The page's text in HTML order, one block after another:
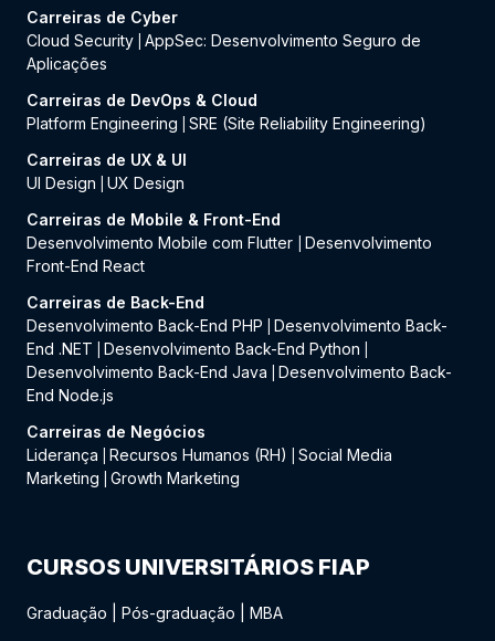
Carreiras de Cyber
Cloud Security AppSec: Desenvolvimento Seguro de
Aplicações
Carreiras de DevOps & Cloud
Platform Engineering
SRE (Site Reliability Engineering)
Carreiras de UX & UI
UI Design
UX Design
Carreiras de Mobile & Front-End
Desenvolvimento Mobile com Flutter
Desenvolvimento
Front-End React
Carreiras de Back-End
Desenvolvimento Back-End PHP
Desenvolvimento Back-
End .NET
Desenvolvimento Back-End Python
Desenvolvimento Back-End Java
Desenvolvimento Back-
End Node.js
Carreiras de Negócios
Liderança
Recursos Humanos (RH)
Social Media
Marketing
Growth Marketing
CURSOS UNIVERSITÁRIOS FIAP
Graduação Pós-graduação MBA